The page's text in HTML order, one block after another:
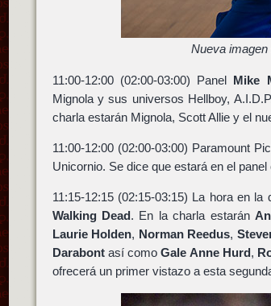
Nueva
11:00-12:00 (02:00-03:00) Panel Mike
Mignola y sus universos Hellboy,
charla estarán Mignola, Scott Allie y el
11:00-12:00 (02:00-03:00) Paramount
Unicornio. Se dice que estará en el
11:15-12:15 (02:15-03:15) La hora en la
Walking Dead. En la charla estarán
Laurie Holden, Norman Reedus,
Darabontasí comoGale Anne Hurd,
ofrecerá un primer vistazo a esta